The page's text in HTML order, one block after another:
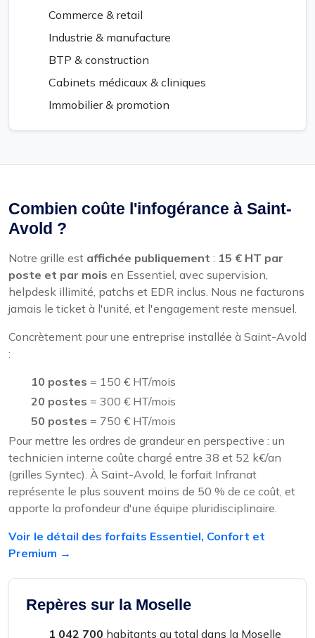
Commerce & retail
Industrie & manufacture
BTP & construction
Cabinets médicaux & cliniques
Immobilier & promotion
Combien coûte l'infogérance à Saint-
Avold ?
Notre grille est affichée publiquement : 15 € HT par
poste et par mois en Essentiel, avec supervision,
helpdesk illimité, patchs et EDR inclus. Nous ne facturons
jamais le ticket à l'unité, et l'engagement reste mensuel.
Concrètement pour une entreprise installée à Saint-Avold
:
10 postes = 150 € HT/mois
20 postes = 300 € HT/mois
50 postes = 750 € HT/mois
Pour mettre les ordres de grandeur en perspective : un
technicien interne coûte chargé entre 38 et 52 k€/an
(grilles Syntec). À Saint-Avold, le forfait Infranat
représente le plus souvent moins de 50 % de ce coût, et
apporte la profondeur d'une équipe pluridisciplinaire.
Voir le détail des forfaits Essentiel, Confort et
Premium →
Repères sur la Moselle
1 042 700 habitants au total dans la Moselle